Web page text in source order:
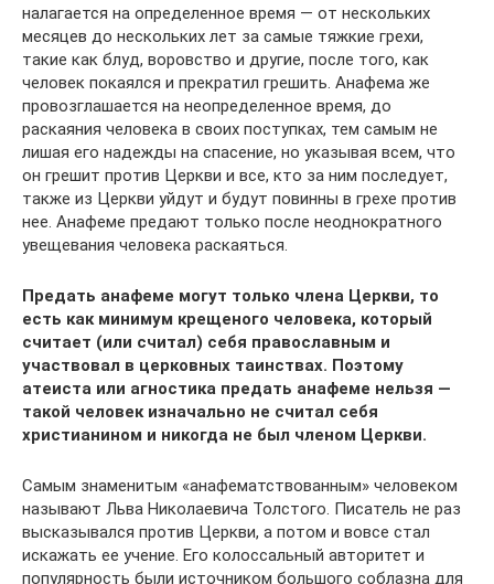
налагается на определенное время — от нескольких
месяцев до нескольких лет за самые тяжкие грехи,
такие как блуд, воровство и другие, после того, как
человек покаялся и прекратил грешить. Анафема же
провозглашается на неопределенное время, до
раскаяния человека в своих поступках, тем самым не
лишая его надежды на спасение, но указывая всем, что
он грешит против Церкви и все, кто за ним последует,
также из Церкви уйдут и будут повинны в грехе против
нее. Анафеме предают только после неоднократного
увещевания человека раскаяться.
Предать анафеме могут только члена Церкви, то
есть как минимум крещеного человека, который
считает (или считал) себя православным и
участвовал в церковных таинствах. Поэтому
атеиста или агностика предать анафеме нельзя —
такой человек изначально не считал себя
христианином и никогда не был членом Церкви.
Самым знаменитым «анафематствованным» человеком
называют Льва Николаевича Толстого. Писатель не раз
высказывался против Церкви, а потом и вовсе стал
искажать ее учение. Его колоссальный авторитет и
популярность были источником большого соблазна для